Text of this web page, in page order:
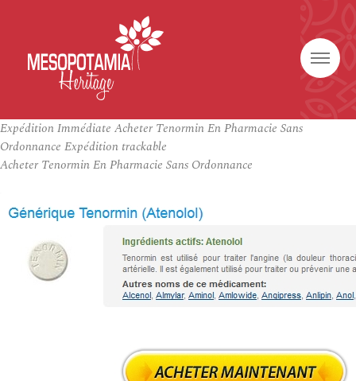
Expédition Immédiate Acheter Tenormin En Pharmacie Sans
Ordonnance Expédition trackable
Acheter Tenormin En Pharmacie Sans Ordonnance